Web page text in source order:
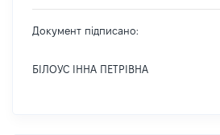
Документ підписано:
БІЛОУС ІННА ПЕТРІВНА